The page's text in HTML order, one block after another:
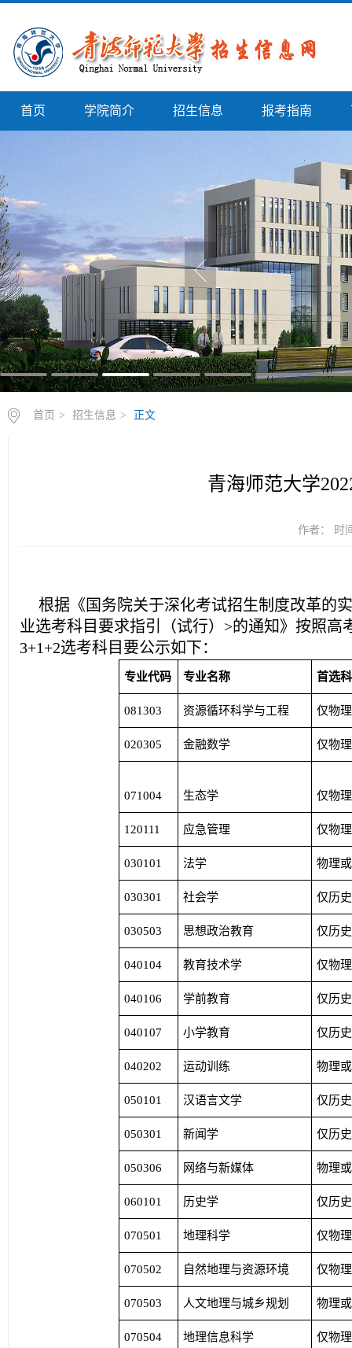
首页 学院简介 招生信息 报考指南
首页 > 招生信息 > 正文
青海师范大学
作者： 时
根据《国务院关于深化考试招生制度改革的
业选考科目要求指引（试行） >的通知》按照高
3+1+2选考科目要公示如下：
专业代码 专业名称 首选
081303 资源循环科学与工程 仅物理
020305 金融数学 仅物理
071004 生态学 仅物理
120111 应急管理 仅物理
030101 法学 物理
030301 社会学 仅历史
030503 思想政治教育 仅历史
040104 教育技术学 仅物理
040106 学前教育 仅历史
040107 小学教育 仅历史
040202 运动训练 物理
050101 汉语言文学 仅历史
050301 新闻学 仅历史
050306 网络与新媒体 物理
060101 历史学 仅历史
070501 地理科学 仅物理
070502 自然地理与资源环境 仅物理
070503 人文地理与城乡规划 物理
070504 地理信息科学 仅物理